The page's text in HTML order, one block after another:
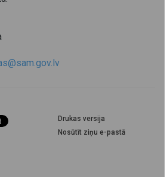
Drukas versija
Nosūtīt ziņu e-pastā